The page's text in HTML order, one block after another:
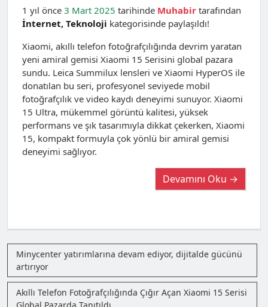
1 yıl önce 3 Mart 2025 tarihinde Muhabir tarafından
İnternet, Teknoloji kategorisinde paylaşıldı!
Xiaomi, akıllı telefon fotoğrafçılığında devrim yaratan
yeni amiral gemisi Xiaomi 15 Serisini global pazara
sundu. Leica Summilux lensleri ve Xiaomi HyperOS ile
donatılan bu seri, profesyonel seviyede mobil
fotoğrafçılık ve video kaydı deneyimi sunuyor. Xiaomi
15 Ultra, mükemmel görüntü kalitesi, yüksek
performans ve şık tasarımıyla dikkat çekerken, Xiaomi
15, kompakt formuyla çok yönlü bir amiral gemisi
deneyimi sağlıyor.
Devamını Oku →
Minycenter yatırımlarına devam ediyor, dijitalde gücünü
artırıyor
Akıllı Telefon Fotoğrafçılığında Çığır Açan Xiaomi 15 Serisi